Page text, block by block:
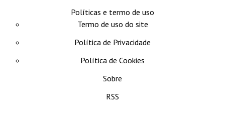
Políticas e termo de uso
Termo de uso do site
Política de Privacidade
Política de Cookies
Sobre
RSS